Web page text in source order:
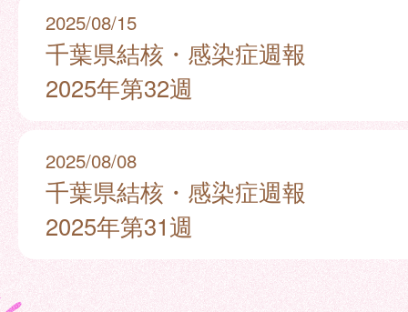
2025/08/15
千葉県結核・感染症週報
2025年第32週
2025/08/08
千葉県結核・感染症週報
2025年第31週